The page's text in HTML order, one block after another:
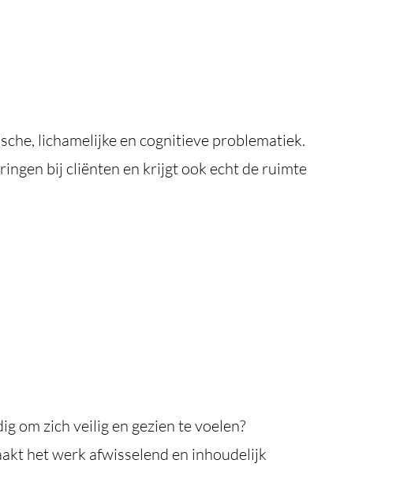
lichamelijke en cognitieve problematiek.
bij cliënten en krijgt ook echt de ruimte
om zich veilig en gezien te voelen?
het werk afwisselend en inhoudelijk